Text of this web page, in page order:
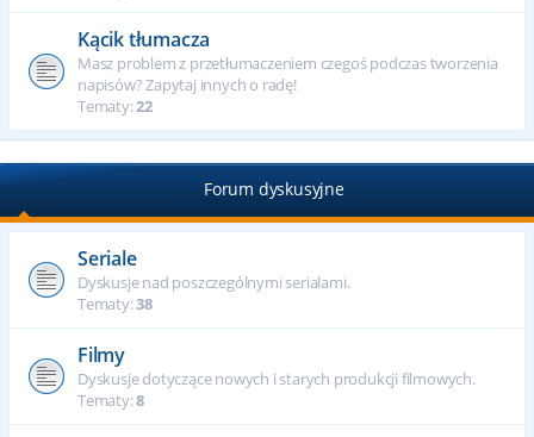
Kącik tłumacza
Masz problem z przetłumaczeniem czegoś podczas tworzenia
napisów? Zapytaj innych o radę!
Tematy:22
Forum dyskusyjne
Seriale
Dyskusje nad poszczególnymi serialami.
Tematy:38
Filmy
Dyskusje dotyczące nowych i starych produkcji filmowych.
Tematy:8